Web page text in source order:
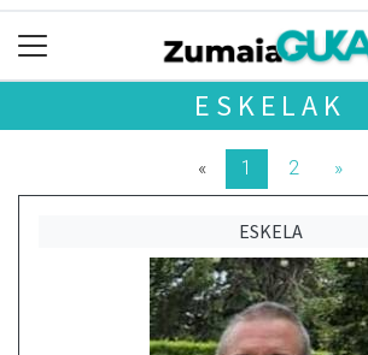
ESKELAK
« 1 2 »
ESKELA